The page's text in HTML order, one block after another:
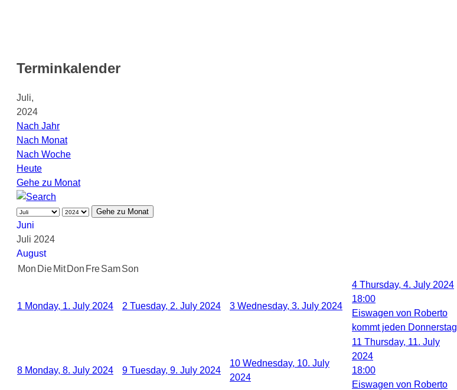
Terminkalender
Juli,
2024
Nach Jahr
Nach Monat
Nach Woche
Heute
Gehe zu Monat
Gehe zu Monat
Juni
Juli 2024
August
Mon Die Mit Don FreSamSon
1 Monday, 1. July 2024 2 Tuesday, 2. July 2024 3 Wednesday, 3. July 2024
4 Thursday, 4. July 2024
18:00
Eiswagen von Roberto
kommt jeden Donnerstag
8 Monday, 8. July 2024 9 Tuesday, 9. July 2024
10 Wednesday, 10. July
2024
11 Thursday, 11. July
2024
18:00
Eiswagen von Roberto